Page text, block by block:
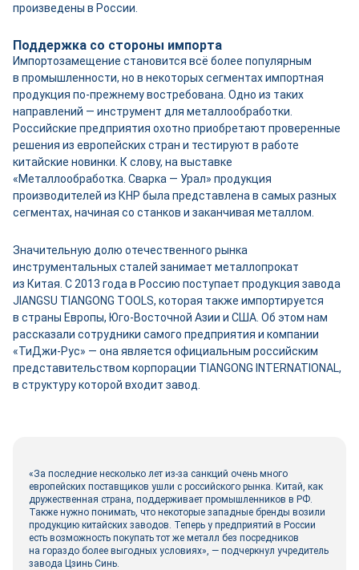
произведены в России.
Поддержка со стороны импорта
Импортозамещение становится всё более популярным
в промышленности, но в некоторых сегментах импортная
продукция по-прежнему востребована. Одно из таких
направлений — инструмент для металлообработки.
Российские предприятия охотно приобретают проверенные
решения из европейских стран и тестируют в работе
китайские новинки. К слову, на выставке
«Металлообработка. Сварка — Урал» продукция
производителей из КНР была представлена в самых разных
сегментах, начиная со станков и заканчивая металлом.
Значительную долю отечественного рынка
инструментальных сталей занимает металлопрокат
из Китая. С 2013 года в Россию поступает продукция завода
JIANGSU TIANGONG TOOLS, которая также импортируется
в страны Европы, Юго-­Восточной Азии и США. Об этом нам
рассказали сотрудники самого предприятия и компании
«ТиДжи-­Рус» — она является официальным российским
представительством корпорации TIANGONG INTERNATIONAL,
в структуру которой входит завод.
«За последние несколько лет из-за санкций очень много
европейских поставщиков ушли с российского рынка. Китай, как
дружественная страна, поддерживает промышленников в РФ.
Также нужно понимать, что некоторые западные бренды возили
продукцию китайских заводов. Теперь у предприятий в России
есть возможность покупать тот же металл без посредников
на гораздо более выгодных условиях», — подчеркнул учредитель
завода Цзинь Синь.